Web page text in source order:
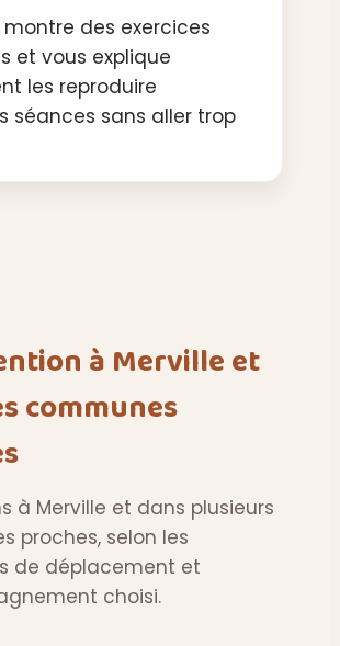
montre des exercices
et vous explique
les reproduire
séances sans aller trop
à Merville et
communes
à Merville et dans plusieurs
proches, selon les
de déplacement et
choisi.